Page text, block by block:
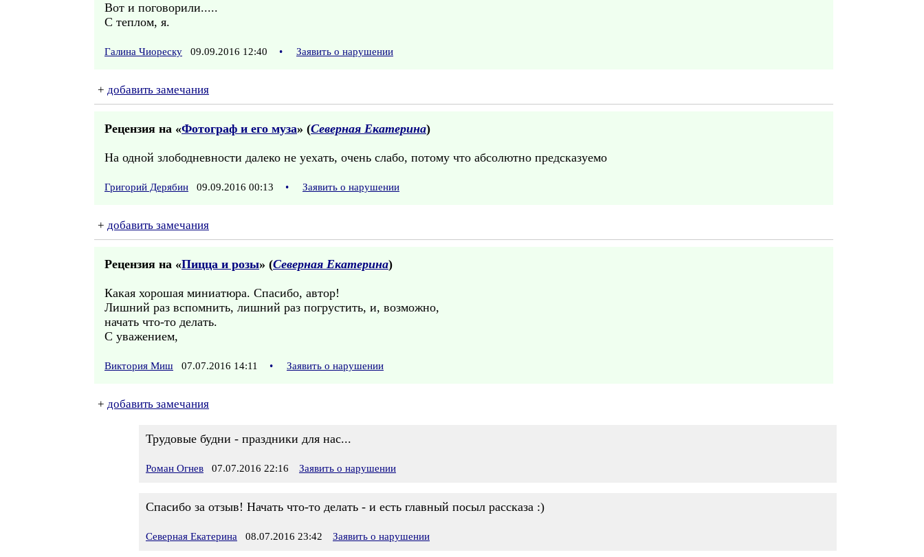
Вот и поговорили.....
С теплом, я.
Галина Чиореску 09.09.2016 12:40 • Заявить о нарушении
+ добавить замечания
Рецензия на «Фотограф и его муза» (Северная Екатерина)
На одной злободневности далеко не уехать, очень слабо, потому что абсолютно предсказуемо
Григорий Дерябин 09.09.2016 00:13 • Заявить о нарушении
+ добавить замечания
Рецензия на «Пицца и розы» (Северная Екатерина)
Какая хорошая миниатюра. Спасибо, автор!
Лишний раз вспомнить, лишний раз погрустить, и, возможно,
начать что-то делать.
С уважением,
Виктория Миш 07.07.2016 14:11 • Заявить о нарушении
+ добавить замечания
Трудовые будни - праздники для нас...
Роман Огнев 07.07.2016 22:16 Заявить о нарушении
Спасибо за отзыв! Начать что-то делать - и есть главный посыл рассказа :)
Северная Екатерина 08.07.2016 23:42 Заявить о нарушении